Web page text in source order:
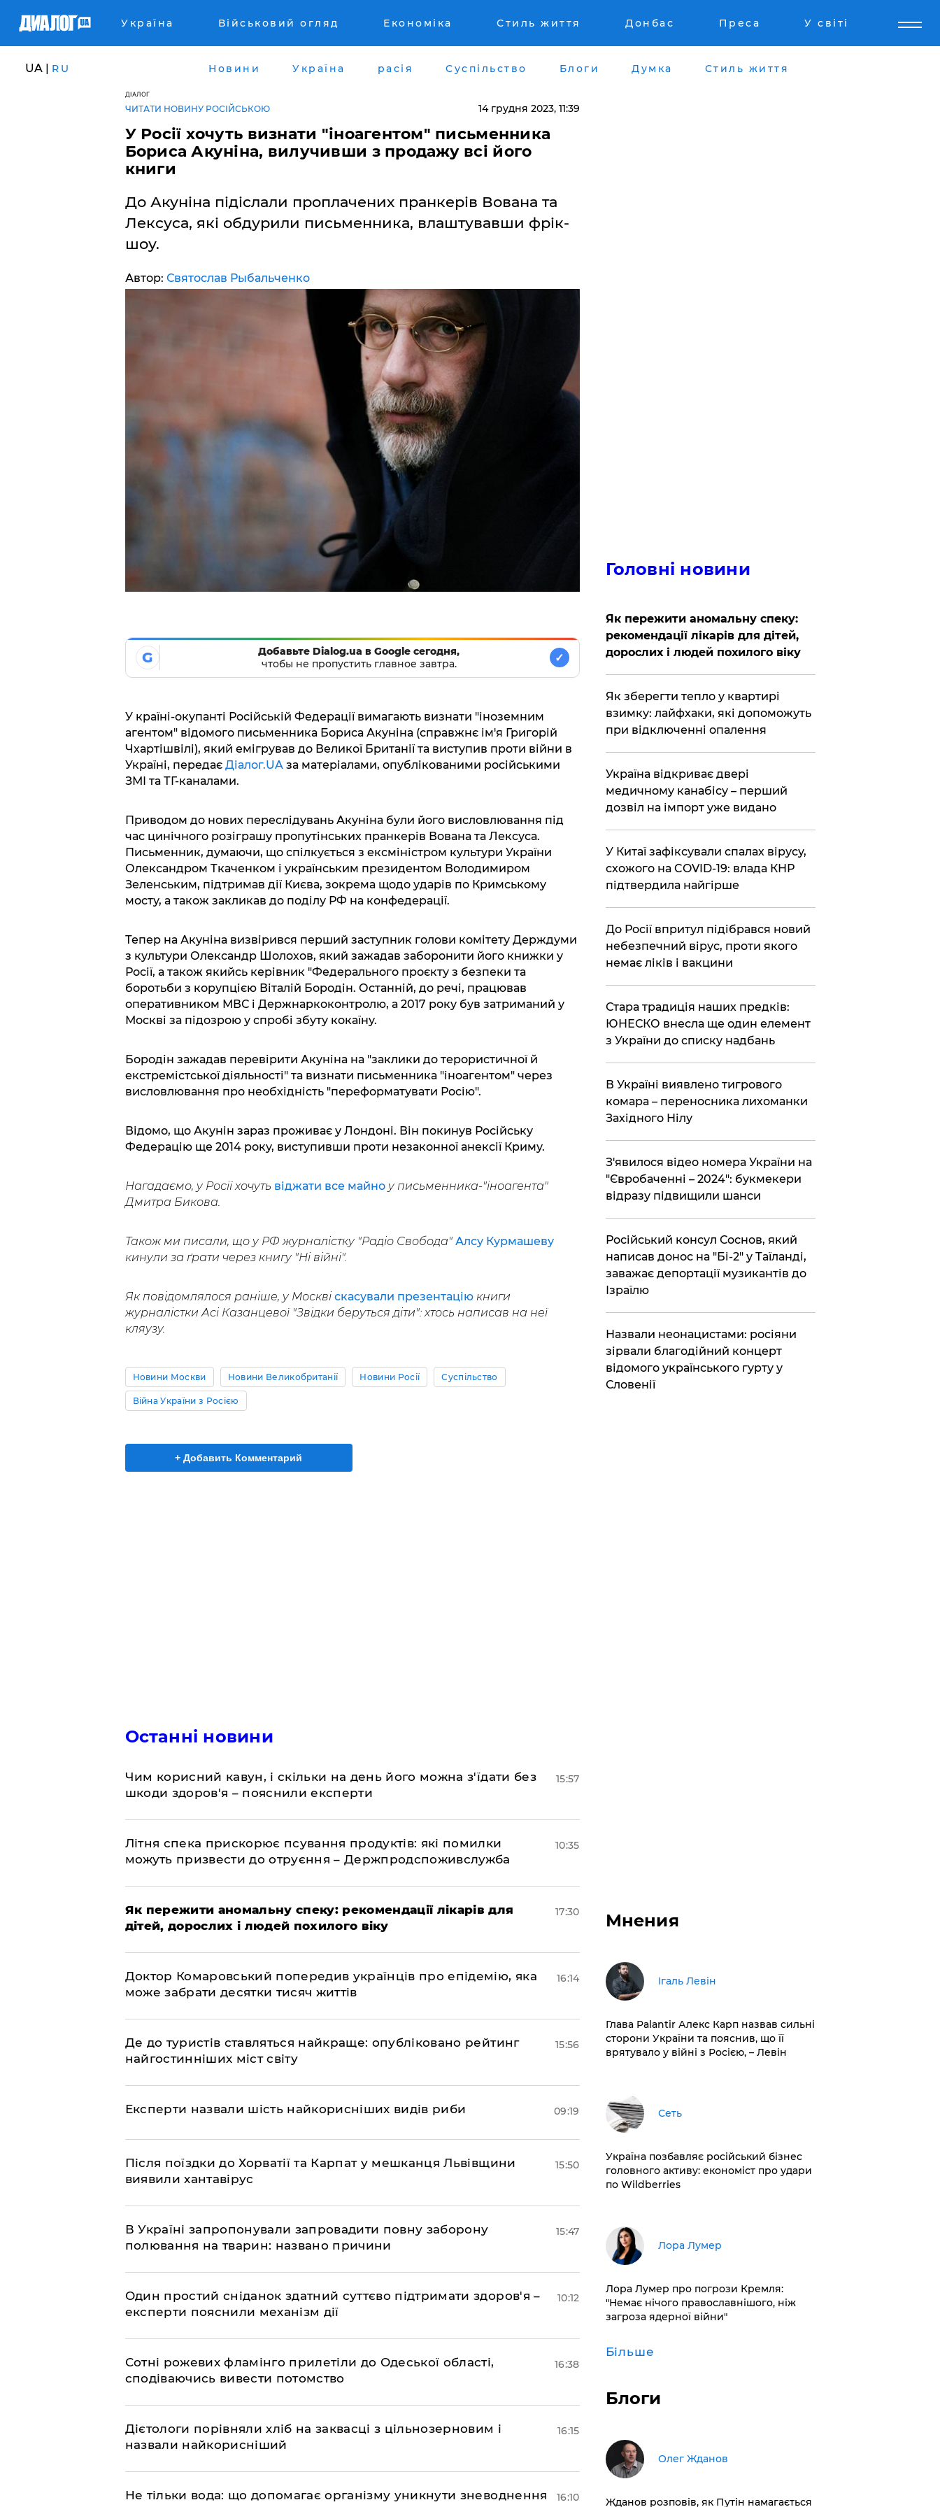
Україна Військовий огляд Економіка Стиль життя Донбас Преса У світі
UA | RU Новини Україна расія Суспільство Блоги Думка Стиль життя
ДІАЛОГ
ЧИТАТИ НОВИНУ РОСІЙСЬКОЮ 14 грудня 2023, 11:39
У Росії хочуть визнати "іноагентом" письменника
Бориса Акуніна, вилучивши з продажу всі його
книги
До Акуніна підіслали проплачених пранкерів Вована та
Лексуса, які обдурили письменника, влаштувавши фрік-
шоу.
Автор: Святослав Рыбальченко
G
Добавьте Dialog.ua в Google сегодня,
чтобы не пропустить главное завтра.
✓
У країні-окупанті Російській Федерації вимагають визнати "іноземним
агентом" відомого письменника Бориса Акуніна (справжнє ім'я Григорій
Чхартішвілі), який емігрував до Великої Британії та виступив проти війни в
Україні, передає Діалог.UAза матеріалами, опублікованими російськими
ЗМІ та ТГ-каналами.
Приводом до нових переслідувань Акуніна були його висловлювання під
час цинічного розіграшу пропутінських пранкерів Вована та Лексуса.
Письменник, думаючи, що спілкується з ексміністром культури України
Олександром Ткаченком і українським президентом Володимиром
Зеленським, підтримав дії Києва, зокрема щодо ударів по Кримському
мосту, а також закликав до поділу РФ на конфедерації.
Тепер на Акуніна визвірився перший заступник голови комітету Держдуми
з культури Олександр Шолохов, який зажадав заборонити його книжки у
Росії, а також якийсь керівник "Федерального проєкту з безпеки та
боротьби з корупцією Віталій Бородін. Останній, до речі, працював
оперативником МВС і Держнаркоконтролю, а 2017 року був затриманий у
Москві за підозрою у спробі збуту кокаїну.
Бородін зажадав перевірити Акуніна на "заклики до терористичної й
екстремістської діяльності" та визнати письменника "іноагентом" через
висловлювання про необхідність "переформатувати Росію".
Відомо, що Акунін зараз проживає у Лондоні. Він покинув Російську
Федерацію ще 2014 року, виступивши проти незаконної анексії Криму.
Нагадаємо, у Росії хочуть віджати все майноу письменника-"іноагента"
Дмитра Бикова.
Також ми писали, що у РФ журналістку "Радіо Свобода" Алсу Курмашеву
кинули за ґрати через книгу "Ні війні".
Як повідомлялося раніше, у Москві скасували презентаціюкниги
журналістки Асі Казанцевої "Звідки беруться діти": хтось написав на неї
кляузу.
Новини Москви Новини Великобританії Новини Росії Суспільство
Війна України з Росією
+ Добавить Комментарий
Останні новини
Чим корисний кавун, і скільки на день його можна з'їдати без
шкоди здоров'я – пояснили експерти
15:57
Літня спека прискорює псування продуктів: які помилки
можуть призвести до отруєння – Держпродспоживслужба
10:35
Як пережити аномальну спеку: рекомендації лікарів для
дітей, дорослих і людей похилого віку
17:30
Доктор Комаровський попередив українців про епідемію, яка
може забрати десятки тисяч життів
16:14
Де до туристів ставляться найкраще: опубліковано рейтинг
найгостинніших міст світу
15:56
Експерти назвали шість найкорисніших видів риби 09:19
Після поїздки до Хорватії та Карпат у мешканця Львівщини
виявили хантавірус
15:50
В Україні запропонували запровадити повну заборону
полювання на тварин: названо причини
15:47
Один простий сніданок здатний суттєво підтримати здоров'я –
експерти пояснили механізм дії
10:12
Сотні рожевих фламінго прилетіли до Одеської області,
сподіваючись вивести потомство
16:38
Дієтологи порівняли хліб на заквасці з цільнозерновим і
назвали найкорисніший
16:15
Не тільки вода: що допомагає організму уникнути зневоднення
16:10
Головні новини
Як пережити аномальну спеку:
рекомендації лікарів для дітей,
дорослих і людей похилого віку
Як зберегти тепло у квартирі
взимку: лайфхаки, які допоможуть
при відключенні опалення
Україна відкриває двері
медичному канабісу – перший
дозвіл на імпорт уже видано
У Китаї зафіксували спалах вірусу,
схожого на COVID-19: влада КНР
підтвердила найгірше
До Росії впритул підібрався новий
небезпечний вірус, проти якого
немає ліків і вакцини
Стара традиція наших предків:
ЮНЕСКО внесла ще один елемент
з України до списку надбань
В Україні виявлено тигрового
комара – переносника лихоманки
Західного Нілу
З'явилося відео номера України на
"Євробаченні – 2024": букмекери
відразу підвищили шанси
Російський консул Соснов, який
написав донос на "Бі-2" у Таїланді,
заважає депортації музикантів до
Ізраїлю
Назвали неонацистами: росіяни
зірвали благодійний концерт
відомого українського гурту у
Словенії
Мнения
Ігаль Левін
Глава Palantir Алекс Карп назвав сильні
сторони України та пояснив, що її
врятувало у війні з Росією, – Левін
Сеть
​Україна позбавляє російський бізнес
головного активу: економіст про удари
по Wildberries
​Лора Лумер
Лора Лумер про погрози Кремля:
"Немає нічого православнішого, ніж
загроза ядерної війни"
Більше
Блоги
Олег Жданов
Жданов розповів, як Путін намагається